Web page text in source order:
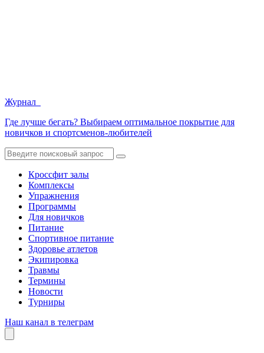
Журнал
Где лучше бегать? Выбираем оптимальное покрытие для
новичков и спортсменов-любителей
Кроссфит залы
Комплексы
Упражнения
Программы
Для новичков
Питание
Спортивное питание
Здоровье атлетов
Экипировка
Травмы
Термины
Новости
Турниры
Наш канал в телеграм